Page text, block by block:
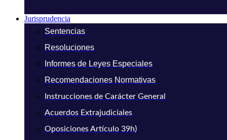
Jurisprudencia
Sentencias
Resoluciones
Informes de Leyes Especiales
Recomendaciones Normativas
Instrucciones de Carácter General
Acuerdos Extrajudiciales
Oposiciones Artículo 39h)